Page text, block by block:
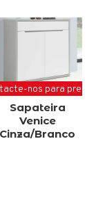
nos para preço
Sapateira
Venice
Cinza/Branco